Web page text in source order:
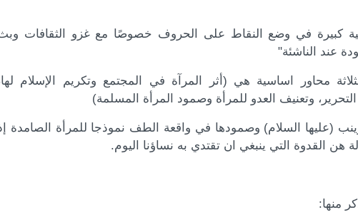
كبيرة في وضع النقاط على الحروف خصوصًا مع غزو الثقافات
عند الناشئة"
محاور اساسية هي (أثر المرآة في المجتمع وتكريم الإسلام
وتعنيف العدو للمرأة وصمود المرأة المسلمة)
(عليها السلام) وصمودها في واقعة الطف نموذجا للمرأة الصامدة
هن القدوة التي ينبغي ان تقتدي به نساؤنا اليوم.
منها: